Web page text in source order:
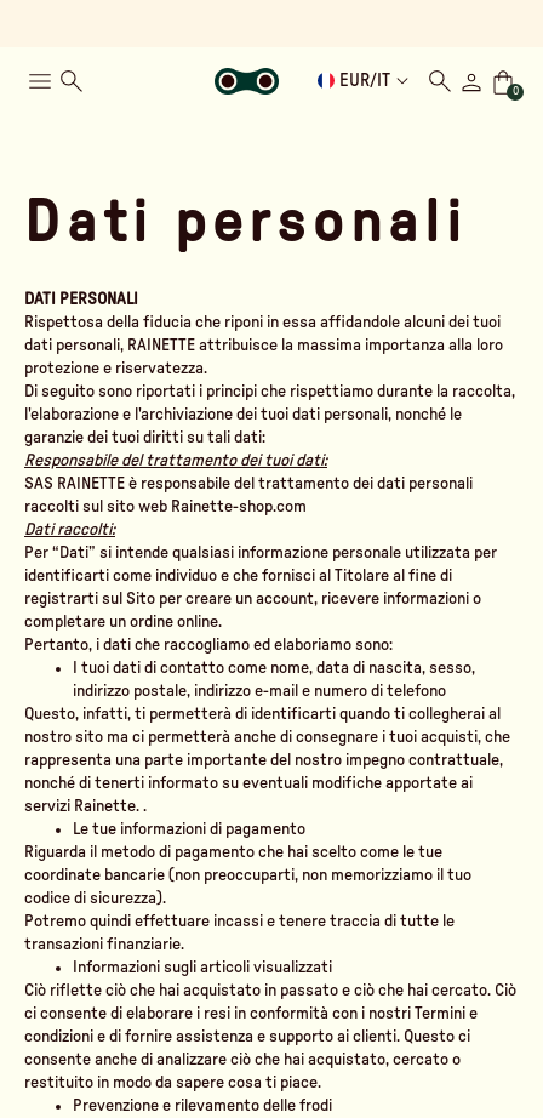
EUR/ IT
0
Dati personali
DATI PERSONALI
Rispettosa della fiducia che riponi in essa affidandole alcuni dei tuoi
dati personali, RAINETTE attribuisce la massima importanza alla loro
protezione e riservatezza.
Di seguito sono riportati i principi che rispettiamo durante la raccolta,
l'elaborazione e l'archiviazione dei tuoi dati personali, nonché le
garanzie dei tuoi diritti su tali dati:
Responsabile del trattamento dei tuoi dati:
SAS RAINETTE è responsabile del trattamento dei dati personali
raccolti sul sito web Rainette-shop.com
Dati raccolti:
Per “Dati” si intende qualsiasi informazione personale utilizzata per
identificarti come individuo e che fornisci al Titolare al fine di
registrarti sul Sito per creare un account, ricevere informazioni o
completare un ordine online.
Pertanto, i dati che raccogliamo ed elaboriamo sono:
I tuoi dati di contatto come nome, data di nascita, sesso,
indirizzo postale, indirizzo e-mail e numero di telefono
Questo, infatti, ti permetterà di identificarti quando ti collegherai al
nostro sito ma ci permetterà anche di consegnare i tuoi acquisti, che
rappresenta una parte importante del nostro impegno contrattuale,
nonché di tenerti informato su eventuali modifiche apportate ai
servizi Rainette. .
Le tue informazioni di pagamento
Riguarda il metodo di pagamento che hai scelto come le tue
coordinate bancarie (non preoccuparti, non memorizziamo il tuo
codice di sicurezza).
Potremo quindi effettuare incassi e tenere traccia di tutte le
transazioni finanziarie.
Informazioni sugli articoli visualizzati
Ciò riflette ciò che hai acquistato in passato e ciò che hai cercato. Ciò
ci consente di elaborare i resi in conformità con i nostri Termini e
condizioni e di fornire assistenza e supporto ai clienti. Questo ci
consente anche di analizzare ciò che hai acquistato, cercato o
restituito in modo da sapere cosa ti piace.
Prevenzione e rilevamento delle frodi